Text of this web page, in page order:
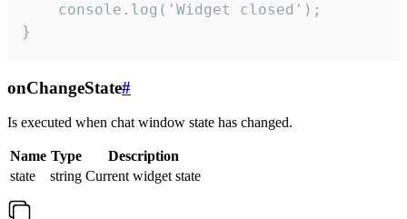
    console.log('Widget closed');
}
onChangeState#
Is executed when chat window state has changed.
Name Type
Description
state
string Current widget state